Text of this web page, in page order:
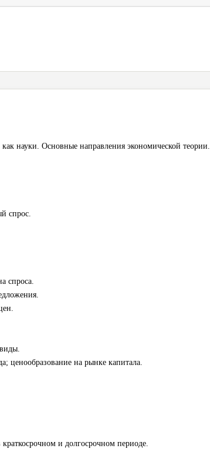
науки. Основные направления экономической теории.
спрос.
спроса.
ценообразование на рынке капитала.
и долгосрочном периоде.